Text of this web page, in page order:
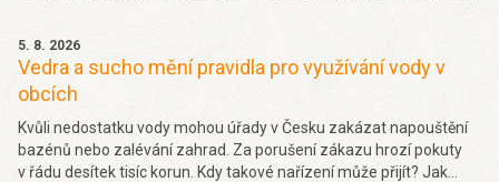
problém je málo vody v řekách. Více
5. 8. 2026
Vedra a sucho mění pravidla pro využívání vody v
obcích
Kvůli nedostatku vody mohou úřady v Česku zakázat napouštění
bazénů nebo zalévání zahrad. Za porušení zákazu hrozí pokuty
v řádu desítek tisíc korun. Kdy takové nařízení může přijít? Jak